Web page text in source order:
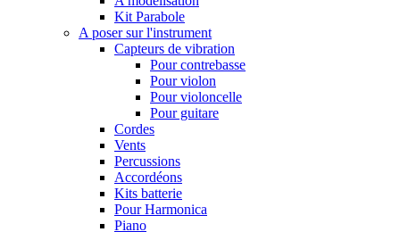
Kit Parabole
A poser sur l'instrument
Capteurs de vibration
Pour contrebasse
Pour violon
Pour violoncelle
Pour guitare
Cordes
Vents
Percussions
Accordéons
Kits batterie
Pour Harmonica
Piano